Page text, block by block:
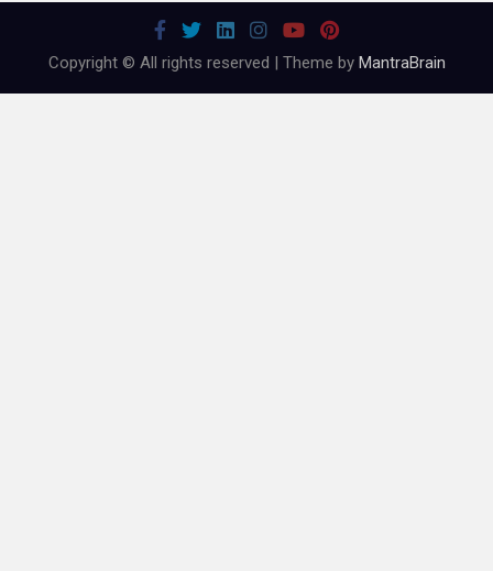
Copyright © All rights reserved | Theme by MantraBrain